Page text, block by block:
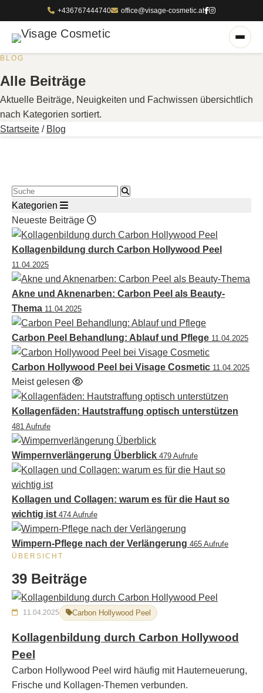
+436767444740 office@visage-cosmetic.at
BLOG
Alle Beiträge
Aktuelle Beiträge, Neuigkeiten und Fachwissen übersichtlich
nach Kategorien sortiert.
Startseite / Blog
Blog durchsuchen
Kategorien
Neueste Beiträge
Kollagenbildung durch Carbon Hollywood Peel
11.04.2025
Akne und Aknenarben: Carbon Peel als Beauty-
Thema 11.04.2025
Carbon Peel Behandlung: Ablauf und Pflege 11.04.2025
Carbon Hollywood Peel bei Visage Cosmetic 11.04.2025
Meist gelesen
Kollagenfäden: Hautstraffung optisch unterstützen
481 Aufrufe
Wimpernverlängerung Überblick 479 Aufrufe
Kollagen und Collagen: warum es für die Haut so
wichtig ist 474 Aufrufe
Wimpern-Pflege nach der Verlängerung 465 Aufrufe
ÜBERSICHT
39 Beiträge
11.04.2025 Carbon Hollywood Peel
Kollagenbildung durch Carbon Hollywood
Peel
Carbon Hollywood Peel wird häufig mit Hauterneuerung,
Frische und Kollagen-Themen verbunden.